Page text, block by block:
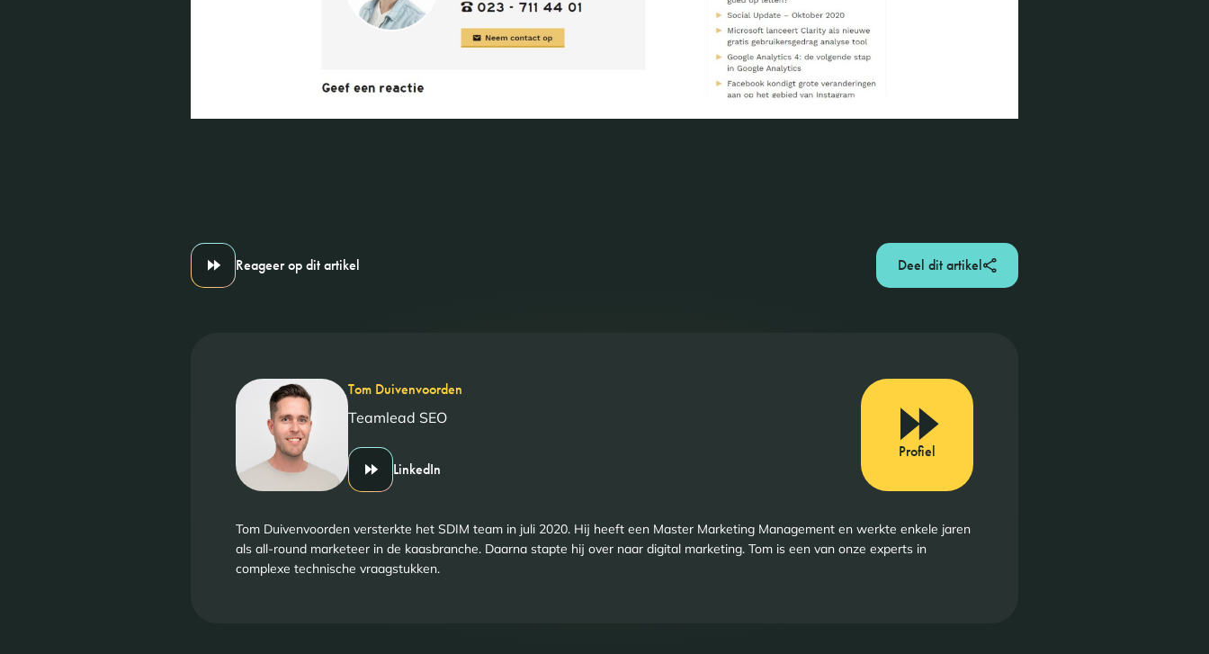
Reageer op dit artikel Deel dit artikel
Tom Duivenvoorden
Teamlead SEO
LinkedIn
Profiel
Tom Duivenvoorden versterkte het SDIM team in juli 2020. Hij heeft een Master Marketing Management en werkte enkele jaren
als all-round marketeer in de kaasbranche. Daarna stapte hij over naar digital marketing. Tom is een van onze experts in
complexe technische vraagstukken.